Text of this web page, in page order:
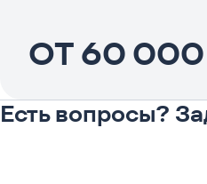
ОТ 60
Есть вопросы?